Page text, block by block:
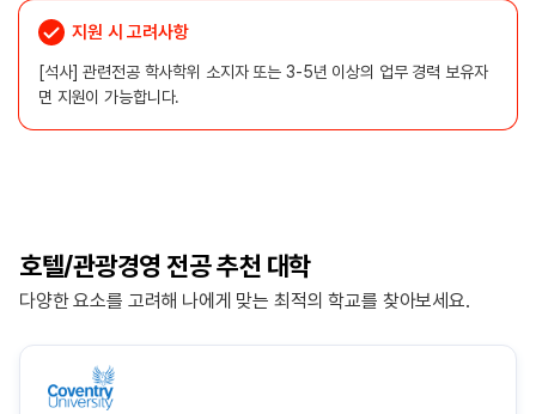
지원 시 고려사항
[석사] 관련전공 학사학위 소지자 또는 3-5년 이상의 업무 경력 보유자
면 지원이 가능합니다.
호텔/관광경영 전공 추천 대학
다양한 요소를 고려해 나에게 맞는 최적의 학교를 찾아보세요.